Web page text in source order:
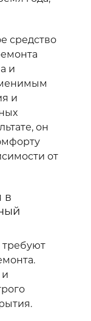
средство
и
и
он
от
в
требуют
и